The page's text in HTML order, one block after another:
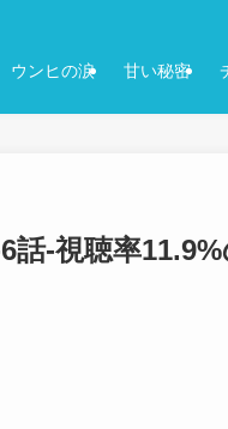
ウンヒの涙 甘い秘密
-視聴率